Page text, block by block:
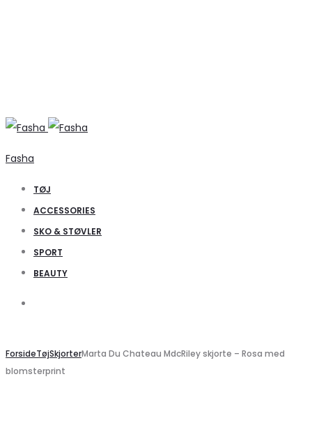
Fasha
TØJ
ACCESSORIES
SKO & STØVLER
SPORT
BEAUTY
ForsideTøjSkjorterMarta Du Chateau MdcRiley skjorte – Rosa med
blomsterprint